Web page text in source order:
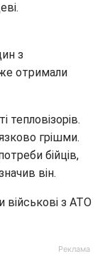
з
отримали
тепловізорів.
грішми.
бійців,
він.
військові з АТО